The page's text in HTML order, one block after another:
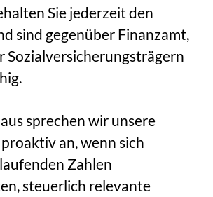
Sie jederzeit den
sind gegenüber Finanzamt,
Sozialversicherungsträgern
sprechen wir unsere
an, wenn sich
Zahlen
steuerlich relevante